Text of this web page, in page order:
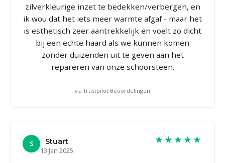
zilverkleurige inzet te bedekken/verbergen, en
ik wou dat het iets meer warmte afgaf - maar het
is esthetisch zeer aantrekkelijk en voelt zo dicht
bij een echte haard als we kunnen komen
zonder duizenden uit te geven aan het
repareren van onze schoorsteen.
via Trustpilot Beoordelingen
S
Stuart
13 Jan 2025
★★★★★